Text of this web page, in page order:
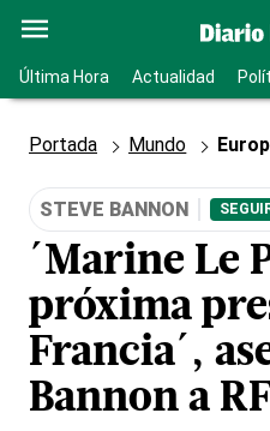
Última Hora Actualidad
Portada Mundo
STEVE BANNON
´Marine Le
próxima
Francia´,
Bannon a